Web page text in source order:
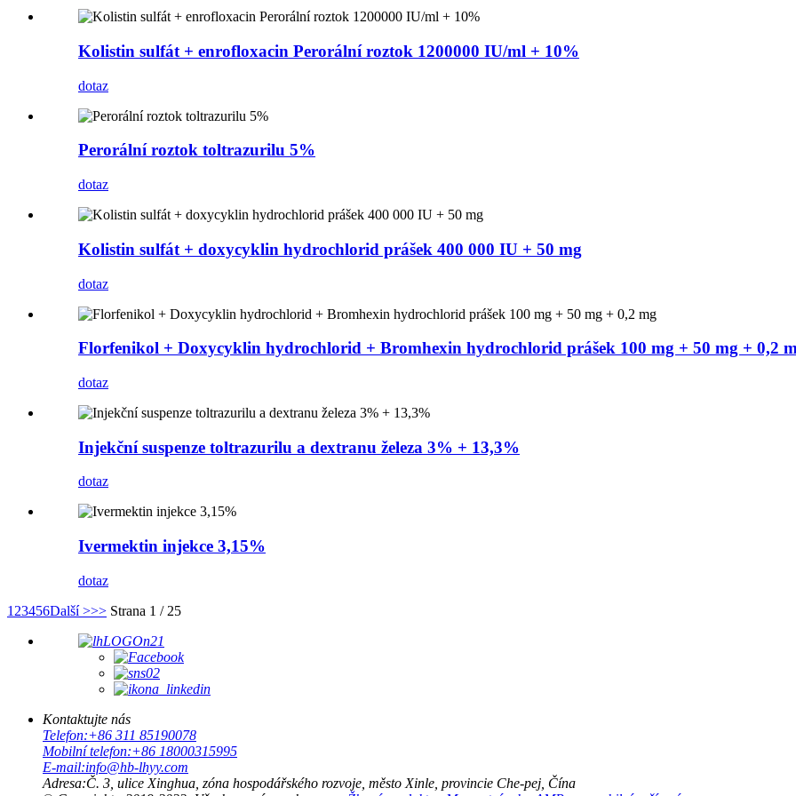
Kolistin sulfát + enrofloxacin Perorální roztok 1200000 IU/ml + 10%
dotaz
Perorální roztok toltrazurilu 5%
dotaz
Kolistin sulfát + doxycyklin hydrochlorid prášek 400 000 IU + 50 mg
dotaz
Florfenikol + Doxycyklin hydrochlorid + Bromhexin hydrochlorid prášek 100 mg + 50 mg + 0,2
dotaz
Injekční suspenze toltrazurilu a dextranu železa 3% + 13,3%
dotaz
Ivermektin injekce 3,15%
dotaz
1 23456Další >>> Strana 1 / 25
Kontaktujte nás
Telefon:+86 311 85190078
Mobilní telefon:+86 18000315995
E-mail:info@hb-lhyy.com
Adresa:Č. 3, ulice Xinghua, zóna hospodářského rozvoje, město Xinle, provincie Che-pej, Čína